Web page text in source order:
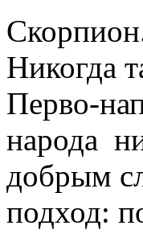
Никогда
Перво-
народа
добрым
подход: